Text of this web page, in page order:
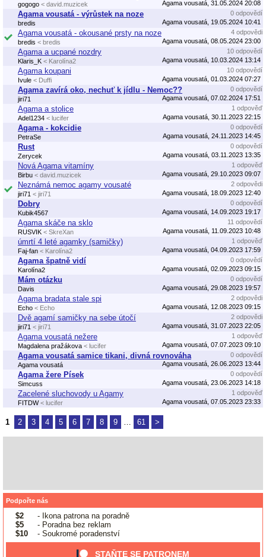
gogogo < david.muzicek Agama vousatá, 31.05.2024 20:08
Agama vousatá - výrůstek na noze
0 odpovědí
bredis
Agama vousatá, 19.05.2024 10:41
Agama vousatá - okousané prsty na noze
4 odpovědi
bredis < bredis Agama vousatá, 08.05.2024 23:00
Agama a ucpané nozdry
10 odpovědí
Klaris_K < Karolína2 Agama vousatá, 10.03.2024 13:14
Agama koupani
10 odpovědí
Ivule < Duffi Agama vousatá, 01.03.2024 07:27
Agama zavírá oko, nechuť k jídlu - Nemoc??
0 odpovědí
jiri71
Agama vousatá, 07.02.2024 17:51
Agama a stolice
1 odpověď
Adel1234 < lucifer Agama vousatá, 30.11.2023 22:15
Agama - kokcidie
0 odpovědí
PetraSe
Agama vousatá, 24.11.2023 14:45
Rust
0 odpovědí
Zerycek
Agama vousatá, 03.11.2023 13:35
Nová Agama vitamíny
1 odpověď
Birbu < david.muzicek Agama vousatá, 29.10.2023 09:07
Neznámá nemoc agamy vousaté
2 odpovědi
jiri71 < jiri71 Agama vousatá, 18.09.2023 12:40
Dobry
0 odpovědí
Kubik4567
Agama vousatá, 14.09.2023 19:17
Agama skáče na sklo
11 odpovědí
RUSVIK < SkreXan Agama vousatá, 11.09.2023 10:48
úmrtí 4 leté agamky (samičky)
1 odpověď
Faj-fan < Karolína2 Agama vousatá, 04.09.2023 17:59
Agama špatně vidí
0 odpovědí
Karolína2
Agama vousatá, 02.09.2023 09:15
Mám otázku
0 odpovědí
Davis
Agama vousatá, 29.08.2023 19:57
Agama bradata stale spi
2 odpovědi
Echo < Echo Agama vousatá, 12.08.2023 09:15
Dvě agamí samičky na sebe útočí
2 odpovědi
jiri71 < jiri71 Agama vousatá, 31.07.2023 22:05
Agama vousatá nežere
1 odpověď
Magdalena pražákova < lucifer Agama vousatá, 07.07.2023 09:10
Agama vousatá samice tikani, divná rovnováha
0 odpovědí
Agama vousatá
Agama vousatá, 26.06.2023 13:44
Agama žere Písek
0 odpovědí
Simcuss
Agama vousatá, 23.06.2023 14:18
Zacelené sluchovody u Agamy
1 odpověď
FITDW< lucifer Agama vousatá, 07.05.2023 23:33
1 2 3 4 5 6 7 8 9 61 >
Podpořte nás
$2
- Ikona patrona na poradně
$5
- Poradna bez reklam
$10
- Soukromé poradenství
STAŇTE SE PATRONEM